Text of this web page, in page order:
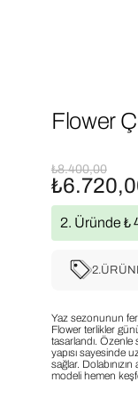
Flower
₺8.400,00
2. Üründe ₺
Yaz sezonunun
Flower terlikler
tasarlandı. Özenle
yapısı sayesinde
sağlar.
modeli hemen